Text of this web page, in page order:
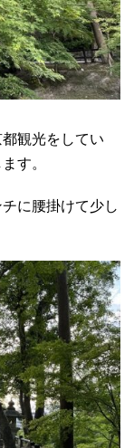
観光をしてい
す。
に腰掛けて少し